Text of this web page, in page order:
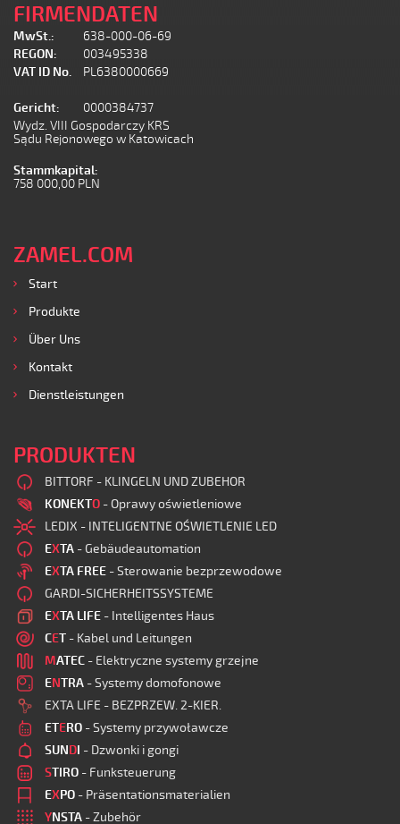
FIRMENDATEN
MwSt.:
638-000-06-69
REGON:
003495338
VAT ID No.
PL6380000669
Gericht:
0000384737
Wydz. VIII Gospodarczy KRS
Sądu Rejonowego w Katowicach
Stammkapital:
758 000,00 PLN
ZAMEL.COM
Start
Produkte
Über Uns
Kontakt
Dienstleistungen
PRODUKTEN
BITTORF - KLINGELN UND ZUBEHOR
KONEKTO - Oprawy oświetleniowe
LEDIX - INTELIGENTNE OŚWIETLENIE LED
EXTA - Gebäudeautomation
EXTA FREE - Sterowanie bezprzewodowe
GARDI-SICHERHEITSSYSTEME
EXTA LIFE - Intelligentes Haus
CET - Kabel und Leitungen
MATEC - Elektryczne systemy grzejne
ENTRA - Systemy domofonowe
EXTA LIFE - BEZPRZEW. 2-KIER.
ETERO - Systemy przywoławcze
SUNDI - Dzwonki i gongi
STIRO - Funksteuerung
EXPO - Präsentationsmaterialien
YNSTA - Zubehör